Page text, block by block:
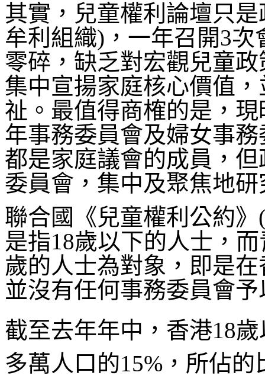
其實，兒童權利論壇只
牟利組織)，一年召開3
零碎，缺乏對宏觀兒童
集中宣揚家庭核心價值
祉。最值得商榷的是，
年事務委員會及婦女事
都是家庭議會的成員，
委員會，集中及聚焦地
聯合國《兒童權利公約
是指18歲以下的人士，
歲的人士為對象，即是
並沒有任何事務委員會
截至去年年中，香港18
多萬人口的15%，所佔